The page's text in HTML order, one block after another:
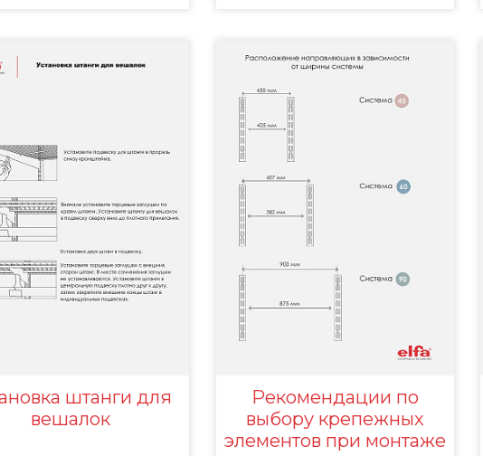
штанги для
вешалок
Рекомендации по
выбору крепежных
элементов при монтаже